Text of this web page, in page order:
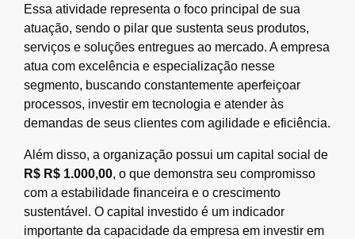
Essa atividade representa o foco principal de sua
atuação, sendo o pilar que sustenta seus produtos,
serviços e soluções entregues ao mercado. A empresa
atua com excelência e especialização nesse
segmento, buscando constantemente aperfeiçoar
processos, investir em tecnologia e atender às
demandas de seus clientes com agilidade e eficiência.
Além disso, a organização possui um capital social de
R$ R$ 1.000,00, o que demonstra seu compromisso
com a estabilidade financeira e o crescimento
sustentável. O capital investido é um indicador
importante da capacidade da empresa em investir em